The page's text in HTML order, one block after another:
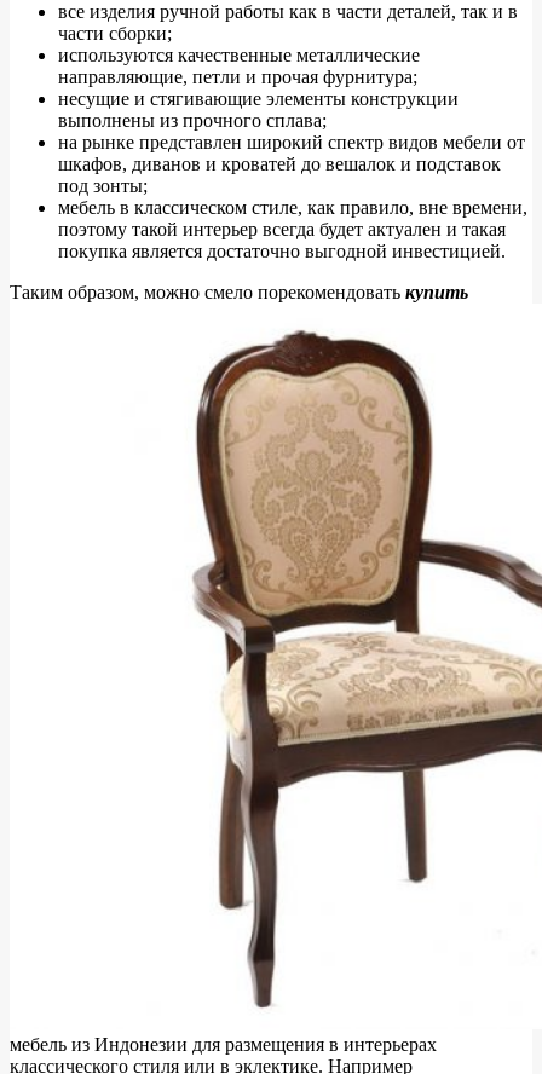
все изделия ручной работы как в части деталей, так и в
части сборки;
используются качественные металлические
направляющие, петли и прочая фурнитура;
несущие и стягивающие элементы конструкции
выполнены из прочного сплава;
на рынке представлен широкий спектр видов мебели от
шкафов, диванов и кроватей до вешалок и подставок
под зонты;
мебель в классическом стиле, как правило, вне времени,
поэтому такой интерьер всегда будет актуален и такая
покупка является достаточно выгодной инвестицией.
Таким образом, можно смело порекомендовать купить
мебель из Индонезии для размещения в интерьерах
классического стиля или в эклектике. Например